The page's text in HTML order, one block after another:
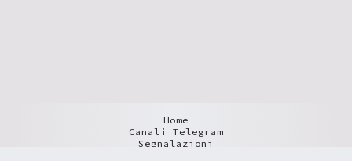
Home
Canali Telegram
Segnalazioni